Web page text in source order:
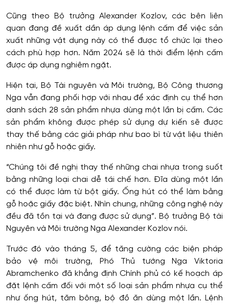
Cũng theo Bộ trưởng Alexander Kozlov, các bên liên
quan đang đề xuất dần áp dụng lệnh cấm để việc sản
xuất những vật dụng này có thể được tổ chức lại theo
cách phù hợp hơn. Năm 2024 sẽ là thời điểm lệnh cấm
được áp dụng nghiêm ngặt.
Hiện tại, Bộ Tài nguyên và Môi trường, Bộ Công thương
Nga vẫn đang phối hợp với nhau để xác định cụ thể hơn
danh sách 28 sản phẩm nhựa dùng một lần bị cấm. Các
sản phẩm không được phép sử dụng dự kiến sẽ được
thay thế bằng các giải pháp như bao bì từ vật liệu thiên
nhiên như gỗ hoặc giấy.
“Chúng tôi đề nghị thay thế những chai nhựa trong suốt
bằng những loại chai dễ tái chế hơn. Đĩa dùng một lần
có thể được làm từ bột giấy. Ống hút có thể làm bằng
gỗ hoặc giấy đặc biệt. Nhìn chung, những công nghệ này
đều đã tồn tại và đang được sử dụng”. Bộ trưởng Bộ tài
Nguyên và Môi trường Nga Alexander Kozlov nói.
Trước đó vào tháng 5, để tăng cường các biện pháp
bảo vệ môi trường, Phó Thủ tướng Nga Viktoria
Abramchenko đã khẳng định Chính phủ có kế hoạch áp
đặt lệnh cấm đối với một số loại sản phẩm nhựa cụ thể
như ống hút, tăm bông, bộ đồ ăn dùng một lần. Lệnh